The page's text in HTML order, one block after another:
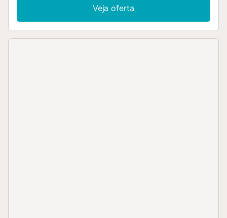
Veja oferta